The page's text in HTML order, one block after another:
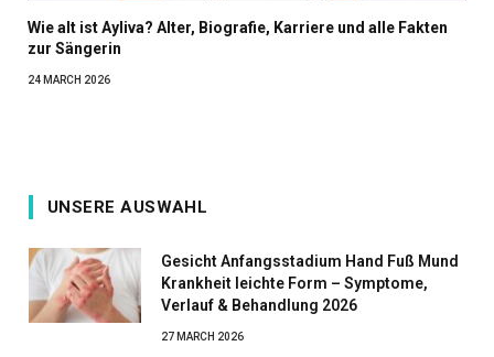
Wie alt ist Ayliva? Alter, Biografie, Karriere und alle Fakten
zur Sängerin
24 MARCH 2026
UNSERE AUSWAHL
Gesicht Anfangsstadium Hand Fuß Mund
Krankheit leichte Form – Symptome,
Verlauf & Behandlung 2026
27 MARCH 2026